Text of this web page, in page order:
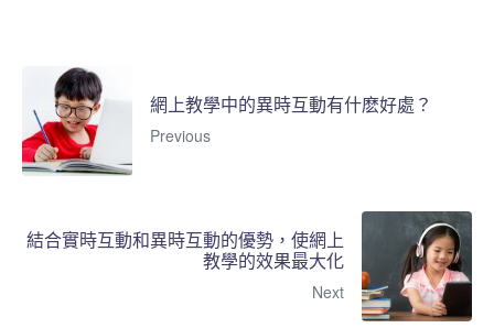
網上教學中的異時互動有什麽好處？
Previous
結合實時互動和異時互動的優勢，使網上
教學的效果最大化
Next